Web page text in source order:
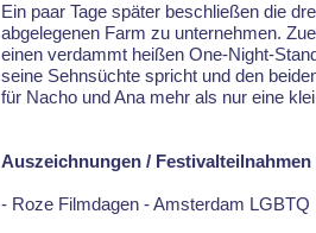
Ein paar Tage später beschließen die
abgelegenen Farm zu unternehmen.
einen verdammt heißen One-Night-
seine Sehnsüchte spricht und den
für Nacho und Ana mehr als nur eine
Auszeichnungen /
- Roze Filmdagen - Amsterdam LGBTQ